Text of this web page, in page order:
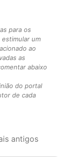
para os
um
ao
as
abaixo
do portal
de cada
antigos